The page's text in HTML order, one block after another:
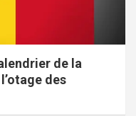
de la
des